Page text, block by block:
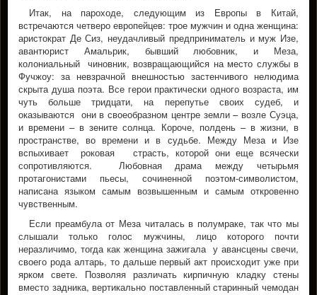
Итак, на пароходе, следующим из Европы в Китай,
встречаются четверо европейцев: трое мужчин и одна женщина:
аристократ Де Сиз, неудачливый предприниматель и муж Изе,
авантюрист Амальрик, бывший любовник, и Меза,
колониальный чиновник, возвращающийся на место службы в
Фучжоу: за невзрачной внешностью застенчивого нелюдима
скрыта душа поэта. Все герои практически одного возраста, им
чуть больше тридцати, на перепутье своих судеб, и
оказываются они в своеобразном центре земли – возле Суэца,
и времени – в зените солнца. Короче, полдень – в жизни, в
пространстве, во времени и в судьбе. Между Меза и Изе
вспыхивает роковая страсть, которой они еще всячески
сопротивляются. Любовная драма между четырьмя
протагонистами пьесы, сочиненной поэтом-символистом,
написана языком самым возвышенным и самым откровенно
чувственным.
Если преамбула от Меза читалась в полумраке, так что мы
слышали только голос мужчины, лицо которого почти
неразличимо, тогда как женщина зажигала у авансцены свечи,
своего рода алтарь, то дальше первый акт происходит уже при
ярком свете. Позволяя различать кирпичную кладку стены
вместо задника, вертикально поставленный старинный чемодан